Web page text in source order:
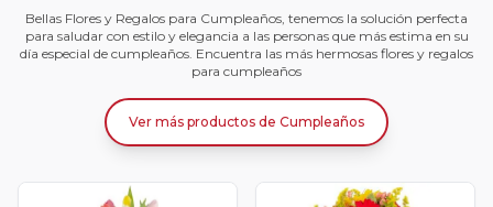
Bellas Flores y Regalos para Cumpleaños, tenemos la solución perfecta
para saludar con estilo y elegancia a las personas que más estima en su
día especial de cumpleaños. Encuentra las más hermosas flores y regalos
para cumpleaños
Ver más productos de Cumpleaños